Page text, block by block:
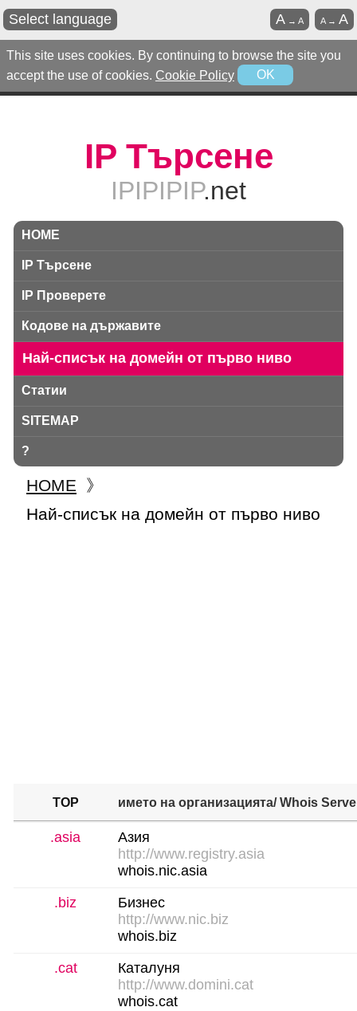
This site uses cookies. By continuing to browse the site you
accept the use of cookies. Cookie Policy OK
Select language A→A
A →A
IP Търсене
IPIPIPIP.net
HOME
IP Търсене
IP Проверете
Кодове на държавите
Най-списък на домейн от първо ниво
Статии
SITEMAP
?
HOME
》
Най-списък на домейн от първо ниво
TOP името на организацията/ Whois
.asia
Азия
http://www.registry.asia
whois.nic.asia
.biz
Бизнес
http://www.nic.biz
whois.biz
.cat
Каталуня
http://www.domini.cat
whois.cat